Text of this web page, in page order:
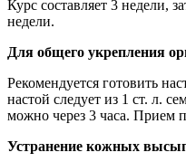
Курс составляет 3 недели,
недели.
Для общего укрепления
Рекомендуется готовить
настой следует из 1 ст. л.
можно через 3 часа. Прием
Устранение кожных